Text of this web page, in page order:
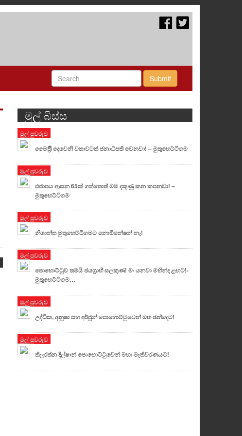
Submit
මුල් බිස්ස
මුල් පුවරුව
මෛත්‍රීි දෙවෙනි වතාවටත් ජනාධිපති වෙනවා! – මුතුහෙට්ටිගම
මුල් පුවරුව
එජාපය ආසන 65ක් ගත්තොත් මම දකුණු කන කපනවා! –
මුතුහෙට්ටිගම
මුල් පුවරුව
නිශාන්ත මුතුහෙට්ටිගමට නොමිනේෂන් නෑ!
මුල් පුවරුව
පොහොට්ටුව තමයි ජයග්‍රාහී සලකුණ! මං යනවා මහින්ද ළඟට!-
මුතුහෙට්ටිගම…
මුල් පුවරුව
උද්ධික, අනුෂා සහ අර්ජුන් පොහොට්ටුවෙන් මහ ඡන්දෙට!
මුල් පුවරුව
තිලරත්න දිල්ෂාන් පොහොට්ටුවෙන් මහා මැතිවරණයට!